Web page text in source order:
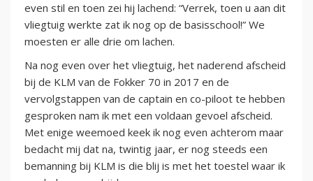
even stil en toen zei hij lachend: “Verrek, toen u aan dit
vliegtuig werkte zat ik nog op de basisschool!” We
moesten er alle drie om lachen.
Na nog even over het vliegtuig, het naderend afscheid
bij de KLM van de Fokker 70 in 2017 en de
vervolgstappen van de captain en co-piloot te hebben
gesproken nam ik met een voldaan gevoel afscheid.
Met enige weemoed keek ik nog even achterom maar
bedacht mij dat na, twintig jaar, er nog steeds een
bemanning bij KLM is die blij is met het toestel waar ik